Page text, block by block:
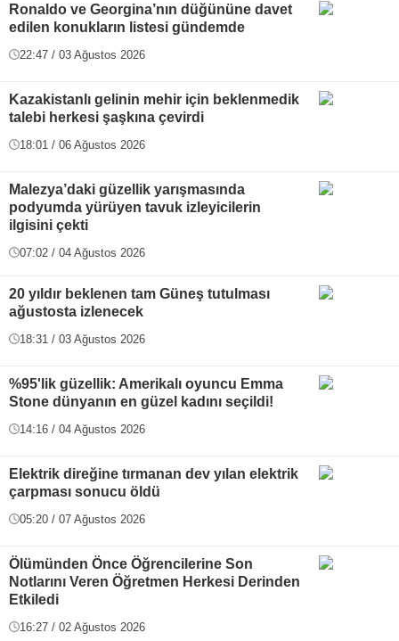
Ronaldo ve Georgina’nın düğününe davet
edilen konukların listesi gündemde
22:47 / 03 Ağustos 2026
Kazakistanlı gelinin mehir için beklenmedik
talebi herkesi şaşkına çevirdi
18:01 / 06 Ağustos 2026
Malezya’daki güzellik yarışmasında
podyumda yürüyen tavuk izleyicilerin
ilgisini çekti
07:02 / 04 Ağustos 2026
20 yıldır beklenen tam Güneş tutulması
ağustosta izlenecek
18:31 / 03 Ağustos 2026
%95'lik güzellik: Amerikalı oyuncu Emma
Stone dünyanın en güzel kadını seçildi!
14:16 / 04 Ağustos 2026
Elektrik direğine tırmanan dev yılan elektrik
çarpması sonucu öldü
05:20 / 07 Ağustos 2026
Ölümünden Önce Öğrencilerine Son
Notlarını Veren Öğretmen Herkesi Derinden
Etkiledi
16:27 / 02 Ağustos 2026